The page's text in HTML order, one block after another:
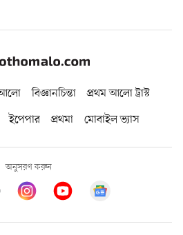
বিজ্ঞানচিন্তা
প্রথম আলো ট্রাস্ট
ইপেপার প্রথমা মোবাইল ভ্যাস
অনুসরণ করুন